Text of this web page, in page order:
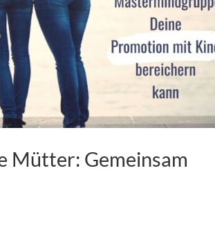
Mütter: Gemeinsam